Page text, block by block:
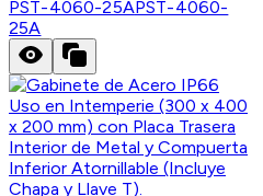
PST-4060-25APST-4060-
25A